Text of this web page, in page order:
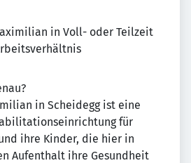
in Voll- oder Teilzeit
in Scheidegg ist eine
für
ihre Kinder, die hier in
Aufenthalt ihre Gesundheit